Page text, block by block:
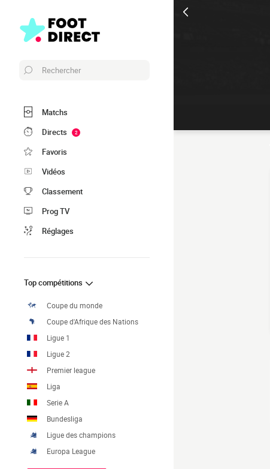
Rechercher
Matchs
Directs
2
Favoris
Vidéos
Classement
Prog TV
Réglages
Top compétitions
Coupe du monde
Coupe d'Afrique des Nations
Ligue 1
Ligue 2
Premier league
Liga
Serie A
Bundesliga
Ligue des champions
Europa League